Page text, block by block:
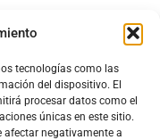
tecnologías como las
del dispositivo. El
procesar datos como el
únicas en este sitio.
afectar negativamente a